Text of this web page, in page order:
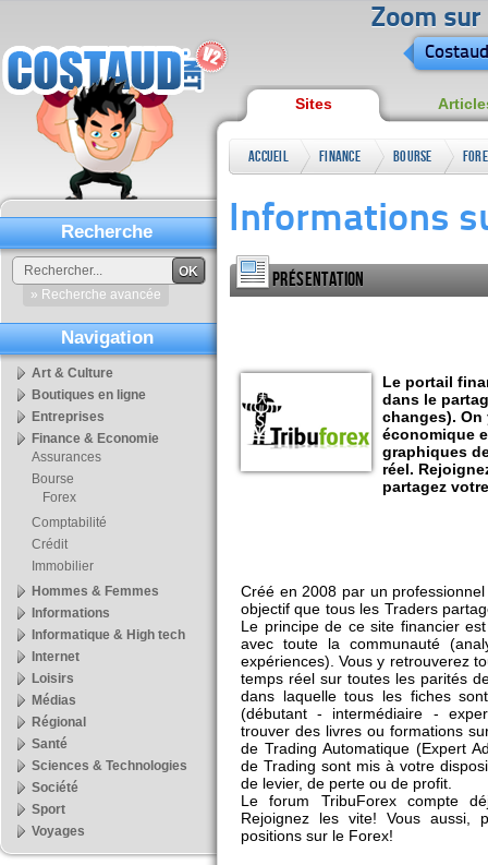
Zoom sur
Sites
Accueil
Finance
Economie
Bourse
Informations
Présentation
Le portail
dans le
changes).
économique
graphiques
réel.
partagez
Créé en 2008 par un
objectif que tous les Traders
Le principe de ce site financier
avec toute la communauté
expériences). Vous y retrouverez
temps réel sur toutes les parités
dans laquelle tous les fiches
(débutant - intermédiaire -
trouver des livres ou formations
de Trading Automatique (Expert
de Trading sont mis à votre
de levier, de perte ou de profit.
Le forum TribuForex compte
Rejoignez les vite! Vous aussi,
positions sur le Forex!
Recherche
OK
» Recherche avancée
Navigation
Art & Culture
Boutiques en ligne
Entreprises
Finance & Economie
Assurances
Bourse
Forex
Comptabilité
Crédit
Immobilier
Hommes & Femmes
Informations
Informatique & High tech
Internet
Loisirs
Médias
Régional
Santé
Sciences & Technologies
Société
Sport
Voyages